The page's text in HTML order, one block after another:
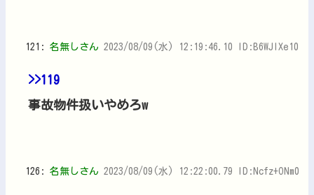
121: 名無しさん 2023/08/09(水) 12:19:46.10 ID:B6WJlXe10
>>119
事故物件扱いやめろw
126: 名無しさん 2023/08/09(水) 12:22:00.79 ID:Ncfz+ONm0